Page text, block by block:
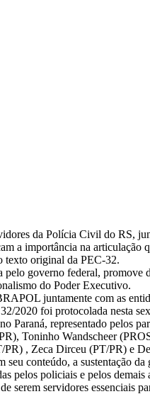
da Polícia Civil do RS,
a importância na articulação
texto original da PEC-32.
governo federal, promove
do Poder Executivo.
juntamente com as
2020 foi protocolada nesta
Paraná, representado pelos
Toninho Wandscheer
, Zeca Dirceu (PT/PR) e
seu conteúdo, a sustentação
pelos policiais e pelos
serem servidores essenciais